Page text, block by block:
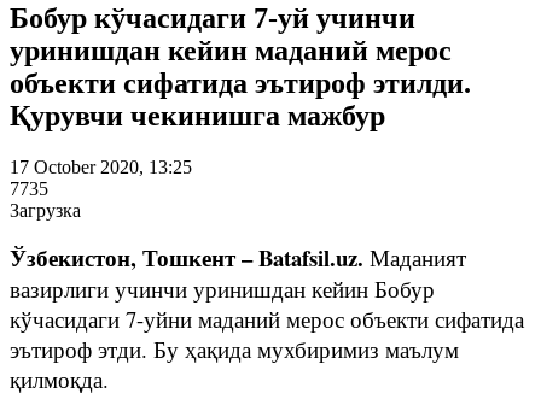
Бобур кўчасидаги 7-уй учинчи
уринишдан кейин маданий мерос
объекти сифатида эътироф этилди.
Қурувчи чекинишга мажбур
17 October 2020, 13:25
7735
Загрузка
Ўзбекистон, Тошкент – Batafsil.uz. Маданият
вазирлиги учинчи уринишдан кейин Бобур
кўчасидаги 7-уйни маданий мерос объекти сифатида
эътироф этди. Бу ҳақида мухбиримиз маълум
қилмоқда.